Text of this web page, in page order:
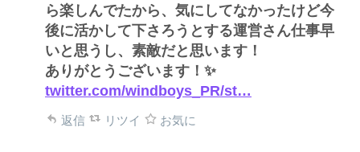
ら楽しんでたから、気にしてなかったけど今
後に活かして下さろうとする運営さん仕事早
いと思うし、素敵だと思います！
ありがとうございます！✨
twitter.com/windboys_PR/st…
返信 リツイ お気に